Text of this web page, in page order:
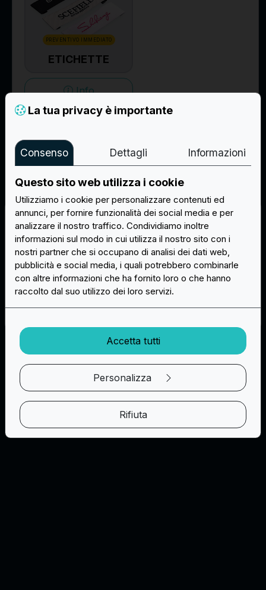
PREVENTIVO IMMEDIATO
ETICHETTE
Info
Larghezza (mm)
- +
Altezza (mm)
- +
Quantità (min 5)
- +
Calcola
Attenzione
Attenzione la quantità minima è 5.
La tua privacy è importante
Consenso Dettagli Informazioni
Questo sito web utilizza i cookie
Utilizziamo i cookie per personalizzare contenuti ed
annunci, per fornire funzionalità dei social media e per
analizzare il nostro traffico. Condividiamo inoltre
informazioni sul modo in cui utilizza il nostro sito con i
nostri partner che si occupano di analisi dei dati web,
pubblicità e social media, i quali potrebbero combinarle
con altre informazioni che ha fornito loro o che hanno
raccolto dal suo utilizzo dei loro servizi.
Accetta tutti
Personalizza
Rifiuta